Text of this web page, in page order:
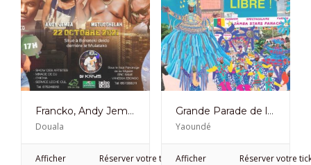
Francko, Andy Jemea, Metushelah et Dino Flo en Showcase Le 22 Beverlys’s Night VTV
Douala
Afficher Réserver votre ticket
Grande Parade de la Mode à Yaoundé la 13 Novembre 2021
Yaoundé
Afficher Réserver votre